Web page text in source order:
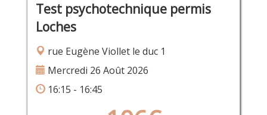
Test psychotechnique permis
Loches
rue Eugène Viollet le duc 1
Mercredi 26 Août 2026
16:15 - 16:45